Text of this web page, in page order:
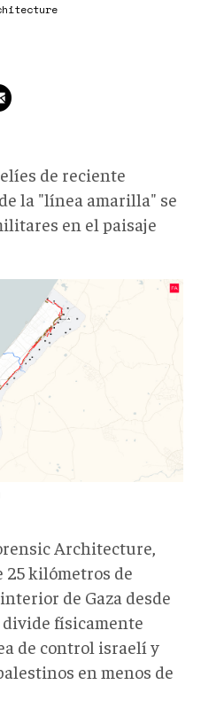
de reciente
la "línea amarilla" se
en el paisaje
Architecture,
25 kilómetros de
de Gaza desde
físicamente
de control israelí y
en menos de